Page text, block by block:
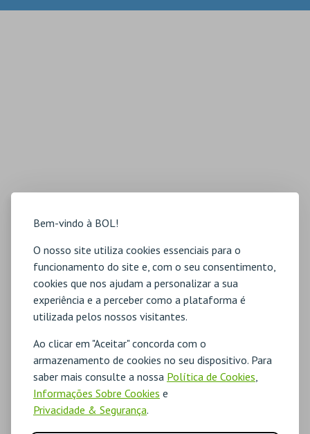
Bem-vindo à BOL!
O nosso site utiliza cookies essenciais para o
funcionamento do site e, com o seu consentimento,
cookies que nos ajudam a personalizar a sua
experiência e a perceber como a plataforma é
utilizada pelos nossos visitantes.
Ao clicar em "Aceitar" concorda com o
armazenamento de cookies no seu dispositivo. Para
saber mais consulte a nossa Política de Cookies,
Informações Sobre Cookies e
Privacidade & Segurança.